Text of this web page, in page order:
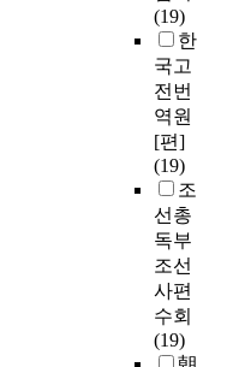
(19)
한
국고
전번
역원
[편]
(19)
조
선총
독부
조선
사편
수회
(19)